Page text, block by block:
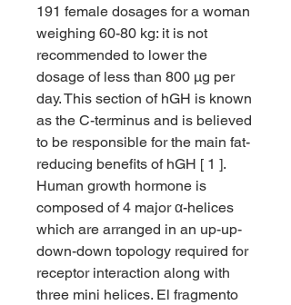
191 female dosages for a woman
weighing 60-80 kg: it is not
recommended to lower the
dosage of less than 800 µg per
day. This section of hGH is known
as the C-terminus and is believed
to be responsible for the main fat-
reducing benefits of hGH [ 1 ].
Human growth hormone is
composed of 4 major α-helices
which are arranged in an up-up-
down-down topology required for
receptor interaction along with
three mini helices. El fragmento